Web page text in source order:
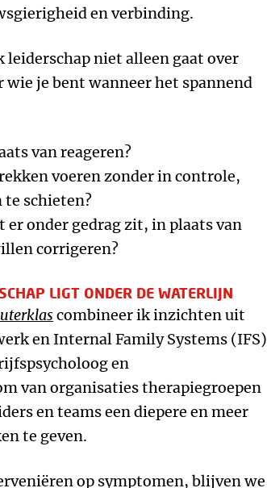
en verbinding.
niet alleen gaat over
wie je bent wanneer het spannend
van reageren?
voeren zonder in controle,
schieten?
er onder gedrag zit, in plaats van
corrigeren?
LIGT ONDER DE WATERLIJN
combineer ik inzichten uit
en Internal Family Systems (IFS)
en
van organisaties therapiegroepen
en teams een diepere en meer
te geven.
op symptomen, blijven we